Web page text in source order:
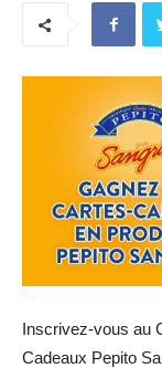
Inscrivez-vous au
Cadeaux Pepito